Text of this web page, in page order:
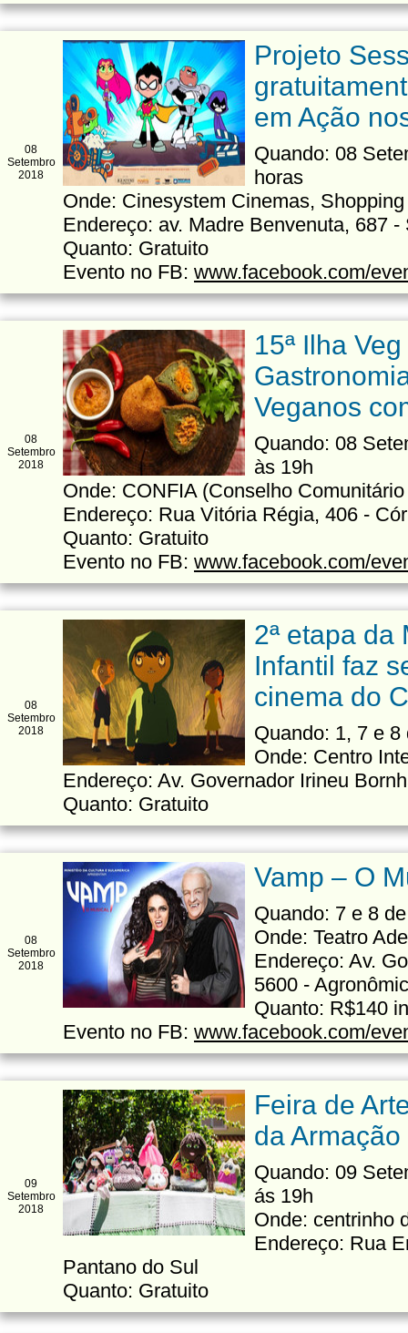
08
Setembro
2018
Projeto
em Ação
Quando: 08
horas
Onde: Cinesystem Cinemas,
Endereço: av. Madre Benvenuta, 687 -
Quanto: Gratuito
Evento no FB: www.facebook.com/
08
Setembro
2018
15ª Ilha
Veganos
Quando: 08
às 19h
Onde: CONFIA (Conselho
Endereço: Rua Vitória Régia, 406 -
Quanto: Gratuito
Evento no FB: www.facebook.com/
08
Setembro
2018
2ª etapa da
Infantil faz
cinema do
Quando: 1, 7 e
Onde: Centro
Endereço: Av. Governador Irineu
Quanto: Gratuito
08
Setembro
2018
Vamp – O
Quando: 7 e 8
Onde: Teatro
Endereço: Av.
5600 -
Quanto: R$140
Evento no FB: www.facebook.com/
09
Setembro
2018
Feira de
da Armação
Quando: 09
ás 19h
Onde: centrinho
Endereço: Rua
Pantano do Sul
Quanto: Gratuito